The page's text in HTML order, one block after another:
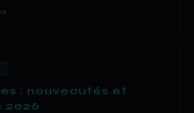
: nouveautés et
2026